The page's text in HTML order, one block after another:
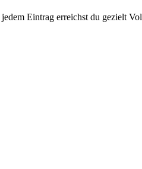
Eintrag erreichst du gezielt